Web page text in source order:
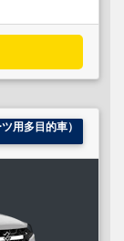
用多目的車）